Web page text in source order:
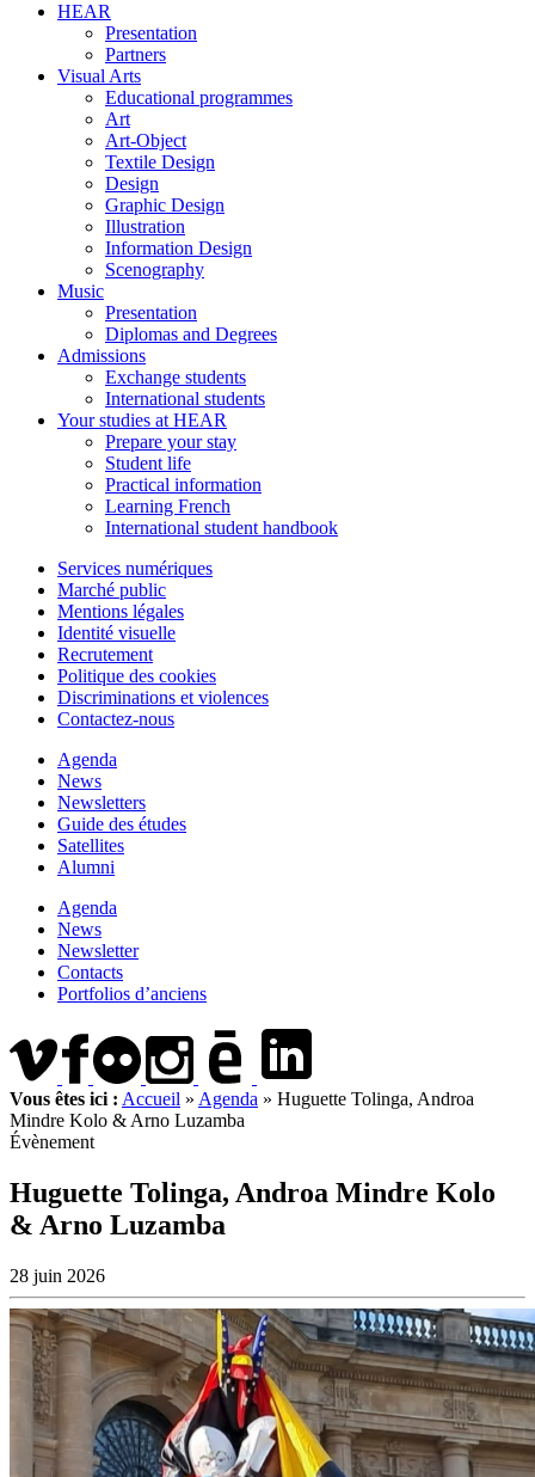
HEAR
Presentation
Partners
Visual Arts
Educational programmes
Art
Art-Object
Textile Design
Design
Graphic Design
Illustration
Information Design
Scenography
Music
Presentation
Diplomas and Degrees
Admissions
Exchange students
International students
Your studies at HEAR
Prepare your stay
Student life
Practical information
Learning French
International student handbook
Services numériques
Marché public
Mentions légales
Identité visuelle
Recrutement
Politique des cookies
Discriminations et violences
Contactez-nous
Agenda
News
Newsletters
Guide des études
Satellites
Alumni
Agenda
News
Newsletter
Contacts
Portfolios d’anciens
Vous êtes ici : Accueil » Agenda » Huguette Tolinga, Androa
Mindre Kolo & Arno Luzamba
Évènement
Huguette Tolinga, Androa Mindre Kolo
& Arno Luzamba
28 juin 2026